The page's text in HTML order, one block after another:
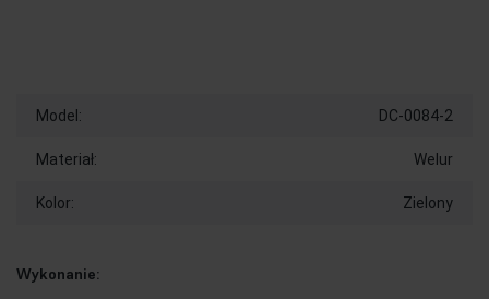
Model: DC-0084-2
Materiał: Welur
Kolor: Zielony
Wykonanie: